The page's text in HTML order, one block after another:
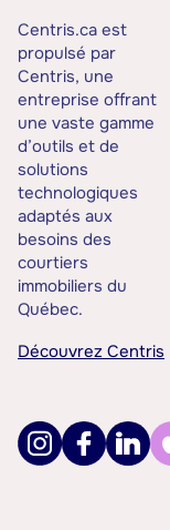
Centris.ca est
propulsé par
Centris, une
entreprise offrant
une vaste gamme
d’outils et de
solutions
technologiques
adaptés aux
besoins des
courtiers
immobiliers du
Québec.
Découvrez Centris